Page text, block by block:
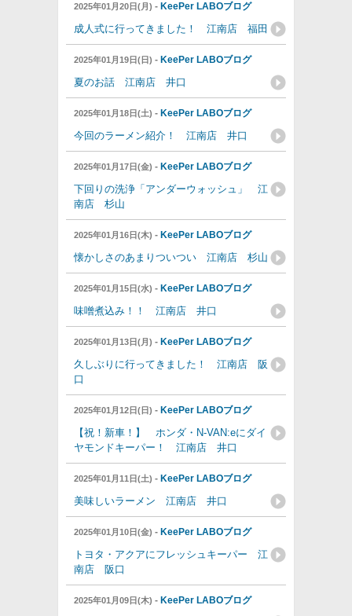
2025年01月20日(月) - KeePer LABOブログ
成人式に行ってきました！ 江南店 福田
2025年01月19日(日) - KeePer LABOブログ
夏のお話 江南店 井口
2025年01月18日(土) - KeePer LABOブログ
今回のラーメン紹介！ 江南店 井口
2025年01月17日(金) - KeePer LABOブログ
下回りの洗浄「アンダーウォッシュ」 江
南店 杉山
2025年01月16日(木) - KeePer LABOブログ
懐かしさのあまりついつい 江南店 杉山
2025年01月15日(水) - KeePer LABOブログ
味噌煮込み！！ 江南店 井口
2025年01月13日(月) - KeePer LABOブログ
久しぶりに行ってきました！ 江南店 阪
口
2025年01月12日(日) - KeePer LABOブログ
【祝！新車！】 ホンダ・N-VAN:eにダイ
ヤモンドキーパー！ 江南店 井口
2025年01月11日(土) - KeePer LABOブログ
美味しいラーメン 江南店 井口
2025年01月10日(金) - KeePer LABOブログ
トヨタ・アクアにフレッシュキーパー 江
南店 阪口
2025年01月09日(木) - KeePer LABOブログ